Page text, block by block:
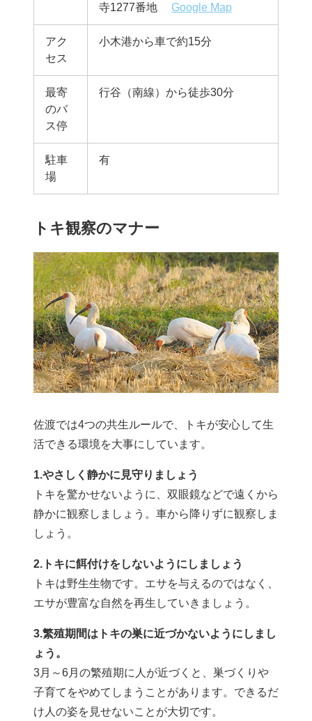
寺1277番地 Google Map
アク
セス
小木港から車で約15分
最寄
のバ
ス停
行谷（南線）から徒歩30分
駐車
場
有
トキ観察のマナー
佐渡では4つの共生ルールで、トキが安心して生
活できる環境を大事にしています。
1.やさしく静かに見守りましょう
トキを驚かせないように、双眼鏡などで遠くから
静かに観察しましょう。車から降りずに観察しま
しょう。
2.トキに餌付けをしないようにしましょう
トキは野生生物です。エサを与えるのではなく、
エサが豊富な自然を再生していきましょう。
3.繁殖期間はトキの巣に近づかないようにしまし
ょう。
3月～6月の繁殖期に人が近づくと、巣づくりや
子育てをやめてしまうことがあります。できるだ
け人の姿を見せないことが大切です。